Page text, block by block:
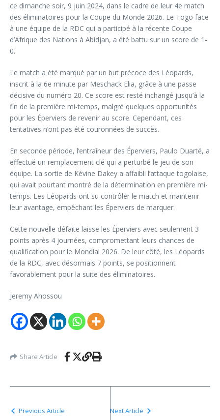
ce dimanche soir, 9 juin 2024, dans le cadre de leur 4e match
des éliminatoires pour la Coupe du Monde 2026. Le Togo face
à une équipe de la RDC qui a participé à la récente Coupe
d’Afrique des Nations à Abidjan, a été battu sur un score de 1-
0.
Le match a été marqué par un but précoce des Léopards,
inscrit à la 6e minute par Meschack Elia, grâce à une passe
décisive du numéro 20. Ce score est resté inchangé jusqu’à la
fin de la première mi-temps, malgré quelques opportunités
pour les Éperviers de revenir au score. Cependant, ces
tentatives n’ont pas été couronnées de succès.
En seconde période, l’entraîneur des Éperviers, Paulo Duarté, a
effectué un remplacement clé qui a perturbé le jeu de son
équipe. La sortie de Kévine Dakey a affaibli l’attaque togolaise,
qui avait pourtant montré de la détermination en première mi-
temps. Les Léopards ont su contrôler le match et maintenir
leur avantage, empêchant les Éperviers de marquer.
Cette nouvelle défaite laisse les Éperviers avec seulement 3
points après 4 journées, compromettant leurs chances de
qualification pour le Mondial 2026. De leur côté, les Léopards
de la RDC, avec désormais 7 points, se positionnent
favorablement pour la suite des éliminatoires.
Jeremy Ahossou
Share Article
Previous Article Next Article